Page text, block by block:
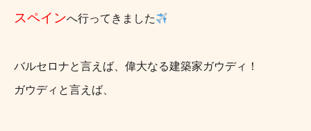
スペインへ行ってきました
バルセロナと言えば、偉大なる建築家ガウディ！
ガウディと言えば、